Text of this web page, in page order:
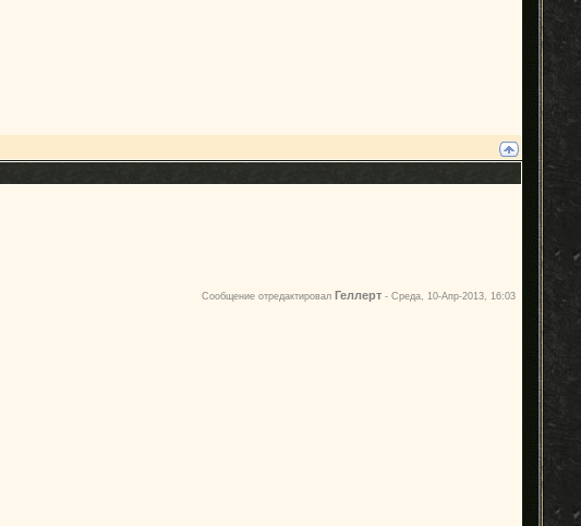
Сообщение отредактировал Геллерт - Среда, 10-Апр-2013, 16:03